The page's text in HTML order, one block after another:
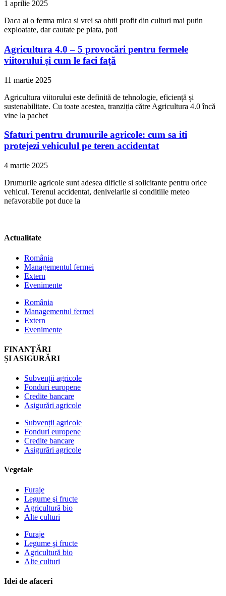
1 aprilie 2025
Daca ai o ferma mica si vrei sa obtii profit din culturi mai putin
exploatate, dar cautate pe piata, poti
Agricultura 4.0 – 5 provocări pentru fermele
viitorului și cum le faci față
11 martie 2025
Agricultura viitorului este definită de tehnologie, eficiență și
sustenabilitate. Cu toate acestea, tranziția către Agricultura 4.0 încă
vine la pachet
Sfaturi pentru drumurile agricole: cum sa iti
protejezi vehiculul pe teren accidentat
4 martie 2025
Drumurile agricole sunt adesea dificile si solicitante pentru orice
vehicul. Terenul accidentat, denivelarile si conditiile meteo
nefavorabile pot duce la
Actualitate
România
Managementul fermei
Extern
Evenimente
România
Managementul fermei
Extern
Evenimente
FINANȚĂRI
ȘI ASIGURĂRI
Subvenții agricole
Fonduri europene
Credite bancare
Asigurări agricole
Subvenții agricole
Fonduri europene
Credite bancare
Asigurări agricole
Vegetale
Furaje
Legume şi fructe
Agricultură bio
Alte culturi
Furaje
Legume şi fructe
Agricultură bio
Alte culturi
Idei de afaceri